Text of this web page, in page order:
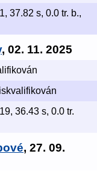
37.82 s, 0.0 tr. b.,
, 02. 11. 2025
36.43 s, 0.0 tr.
, 27. 09.